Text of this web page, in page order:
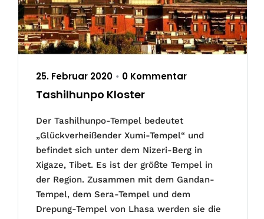
25. Februar 2020 • 0 Kommentar
Tashilhunpo Kloster
Der Tashilhunpo-Tempel bedeutet
„Glückverheißender Xumi-Tempel“ und
befindet sich unter dem Nizeri-Berg in
Xigaze, Tibet. Es ist der größte Tempel in
der Region. Zusammen mit dem Gandan-
Tempel, dem Sera-Tempel und dem
Drepung-Tempel von Lhasa werden sie die